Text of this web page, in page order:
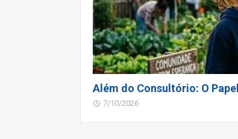
Além do Consultório: O
7/10/2026